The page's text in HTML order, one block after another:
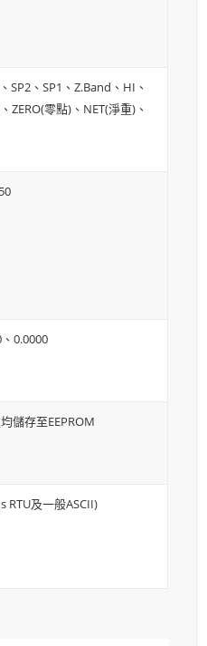
SP2、SP1、Z.Band、HI、
ZERO(零點)、NET(淨重)、
0.0000
儲存至EEPROM
及一般ASCΙΙ)